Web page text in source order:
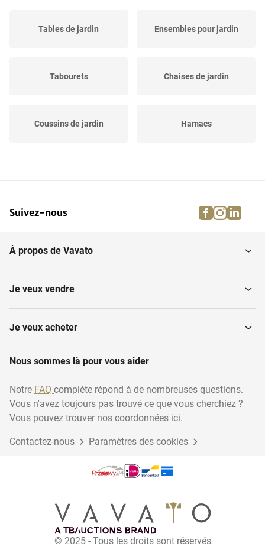
Tables de jardin Ensembles pour jardin
Tabourets Chaises de jardin
Coussins de jardin Hamacs
Accessoires pour meubles
Chaises longues
Suivez-nous facebook
À propos de Vavato
Je veux vendre
Je veux acheter
Nous sommes là pour vous aider
Notre FAQ complète répond à de nombreuses questions.
Vous n'avez toujours pas trouvé ce que vous cherchiez ?
Vous pouvez trouver nos coordonnées ici.
Contactez-nous Paramètres des cookies
© 2025 - Tous les droits sont réservés